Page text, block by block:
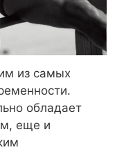
из самых
обладает
еще и